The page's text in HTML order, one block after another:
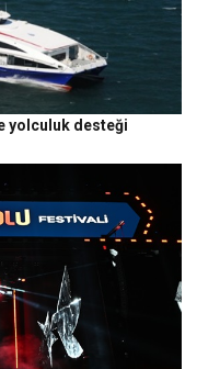
yolculuk desteği